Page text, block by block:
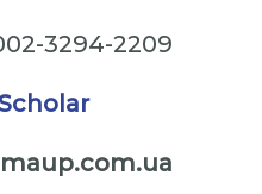
3294-2209